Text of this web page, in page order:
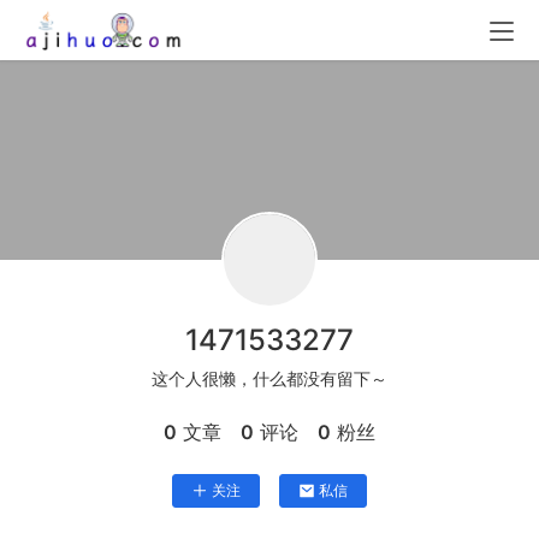
1471533277
这个人很懒，什么都没有留下～
0 文章 0 评论 0 粉丝
关注 私信